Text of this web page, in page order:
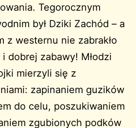
Tegorocznym
był Dziki Zachód – a
z westernu nie zabrakło
dobrej zabawy! Młodzi
mierzyli się z
zapinaniem guzików
do celu, poszukiwaniem
zgubionych podków